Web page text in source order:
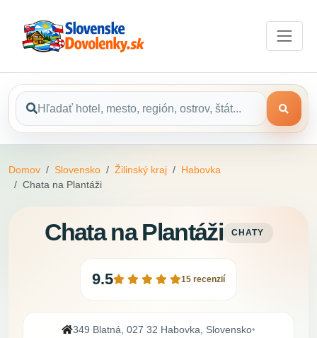
Domov Slovensko Žilinský kraj
Habovka
Chata na Plantáži
Chata na Plantáži CHATY
9.5 15 recenzií
349 Blatná, 027 32 Habovka, Slovensko•